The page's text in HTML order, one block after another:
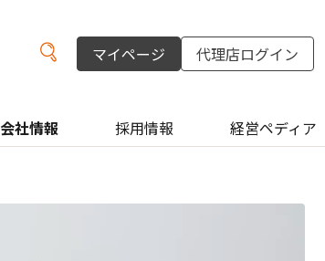
会社情報 採用情報 経営ペディア
マイページ 代理店ログイン